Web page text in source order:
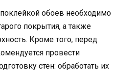
обоев необходимо
покрытия, а также
Кроме того, перед
провести
стен: обработать их